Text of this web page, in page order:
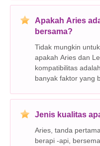
orang -orang yang
Apakah Aries
bersama?
Tidak mungkin
apakah Aries dan
kompatibilitas
banyak faktor yang
Kekuatan potensial: * keduanya adalah tanda api:
Jenis kualitas
Aries, tanda pertama
berapi -api, bersemangat,